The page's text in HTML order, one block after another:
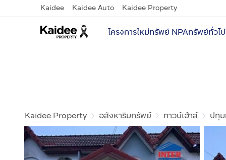
Kaidee Kaidee Auto Kaidee Property
โครงการใหม่ทรัพย์ NPAทรัพย์ทั่วไป
Kaidee Property อสังหาริมทรัพย์ ทาวน์เฮ้าส์ ปทุ